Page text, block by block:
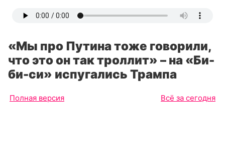
«Мы про Путина тоже говорили,
что это он так троллит» – на «Би-
би-си» испугались Трампа
Полная версия Всё за сегодня